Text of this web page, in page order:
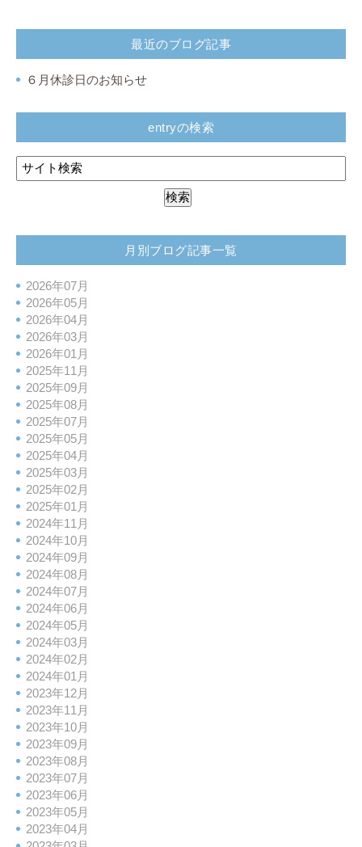
最近のブログ記事
６月休診日のお知らせ
entryの検索
月別ブログ記事一覧
2026年07月
2026年05月
2026年04月
2026年03月
2026年01月
2025年11月
2025年09月
2025年08月
2025年07月
2025年05月
2025年04月
2025年03月
2025年02月
2025年01月
2024年11月
2024年10月
2024年09月
2024年08月
2024年07月
2024年06月
2024年05月
2024年03月
2024年02月
2024年01月
2023年12月
2023年11月
2023年10月
2023年09月
2023年08月
2023年07月
2023年06月
2023年05月
2023年04月